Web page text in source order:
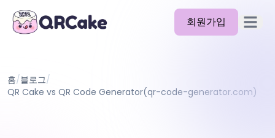
회원가입 메뉴 열
요금제
홈/블로그/
QR Cake vs QR Code Generator(qr-code-generator.com)